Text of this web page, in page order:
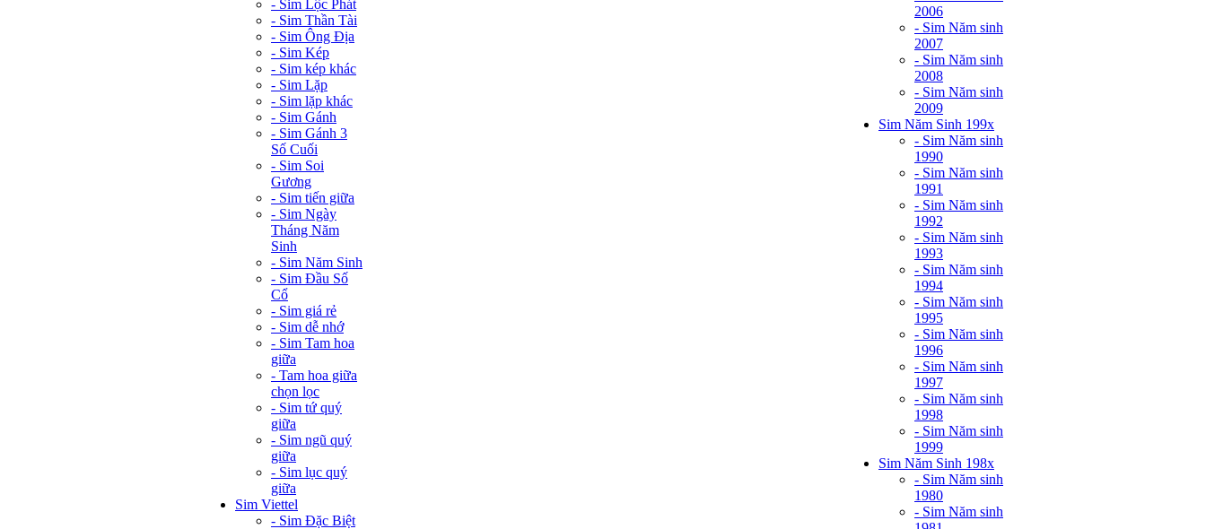
- Sim Lộc Phát
- Sim Thần Tài
- Sim Ông Địa
- Sim Kép
- Sim kép khác
- Sim Lặp
- Sim lặp khác
- Sim Gánh
- Sim Gánh 3
Số Cuối
- Sim Soi
Gương
- Sim tiến giữa
- Sim Ngày
Tháng Năm
Sinh
- Sim Năm Sinh
- Sim Đầu Số
Cổ
- Sim giá rẻ
- Sim dễ nhớ
- Sim Tam hoa
giữa
- Tam hoa giữa
chọn lọc
- Sim tứ quý
giữa
- Sim ngũ quý
giữa
- Sim lục quý
giữa
Sim Viettel
- Sim Đặc Biệt
2006
- Sim Năm sinh
2007
- Sim Năm sinh
2008
- Sim Năm sinh
2009
Sim Năm Sinh 199x
- Sim Năm sinh
1990
- Sim Năm sinh
1991
- Sim Năm sinh
1992
- Sim Năm sinh
1993
- Sim Năm sinh
1994
- Sim Năm sinh
1995
- Sim Năm sinh
1996
- Sim Năm sinh
1997
- Sim Năm sinh
1998
- Sim Năm sinh
1999
Sim Năm Sinh 198x
- Sim Năm sinh
1980
- Sim Năm sinh